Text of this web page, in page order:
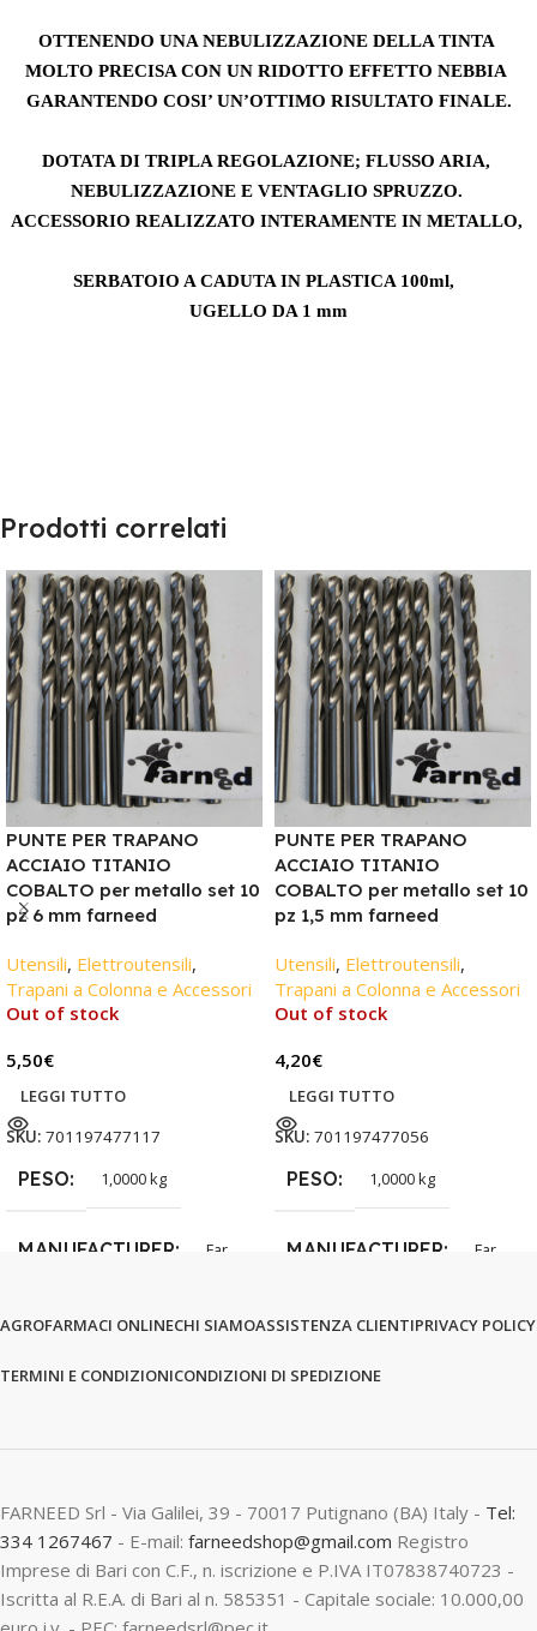
OTTENENDO UNA NEBULIZZAZIONE DELLA TINTA
MOLTO PRECISA CON UN RIDOTTO EFFETTO NEBBIA
GARANTENDO COSI’ UN’OTTIMO RISULTATO FINALE.
DOTATA DI TRIPLA REGOLAZIONE; FLUSSO ARIA,
NEBULIZZAZIONE E VENTAGLIO SPRUZZO.
ACCESSORIO REALIZZATO INTERAMENTE IN METALLO,
SERBATOIO A CADUTA IN PLASTICA 100ml,
UGELLO DA 1 mm
Prodotti correlati
PUNTE PER TRAPANO
ACCIAIO TITANIO
COBALTO per metallo set 10
pz 6 mm farneed
Utensili, Elettroutensili,
Trapani a Colonna e Accessori
Out of stock
5,50€
LEGGI TUTTO
SKU: 701197477117
PESO 1,0000 kg
MANUFACTURER Far
PUNTE PER TRAPANO
ACCIAIO TITANIO
COBALTO per metallo set 10
pz 1,5 mm farneed
Utensili, Elettroutensili,
Trapani a Colonna e Accessori
Out of stock
4,20€
LEGGI TUTTO
SKU: 701197477056
PESO 1,0000 kg
MANUFACTURER Far
AGROFARMACI ONLINECHI SIAMOASSISTENZA CLIENTIPRIVACY POLICY
TERMINI E CONDIZIONICONDIZIONI DI SPEDIZIONE
FARNEED Srl - Via Galilei, 39 - 70017 Putignano (BA) Italy - Tel:
334 1267467 - E-mail: farneedshop@gmail.com Registro
Imprese di Bari con C.F., n. iscrizione e P.IVA IT07838740723 -
Iscritta al R.E.A. di Bari al n. 585351 - Capitale sociale: 10.000,00